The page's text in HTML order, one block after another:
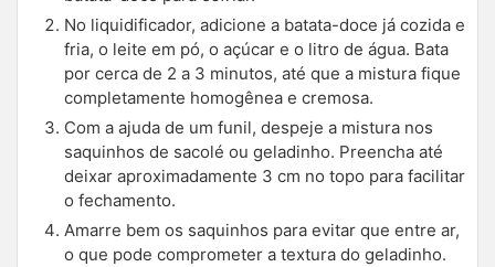
No liquidificador, adicione a batata-doce já cozida e
fria, o leite em pó, o açúcar e o litro de água. Bata
por cerca de 2 a 3 minutos, até que a mistura fique
completamente homogênea e cremosa.
Com a ajuda de um funil, despeje a mistura nos
saquinhos de sacolé ou geladinho. Preencha até
deixar aproximadamente 3 cm no topo para facilitar
o fechamento.
Amarre bem os saquinhos para evitar que entre ar,
o que pode comprometer a textura do geladinho.